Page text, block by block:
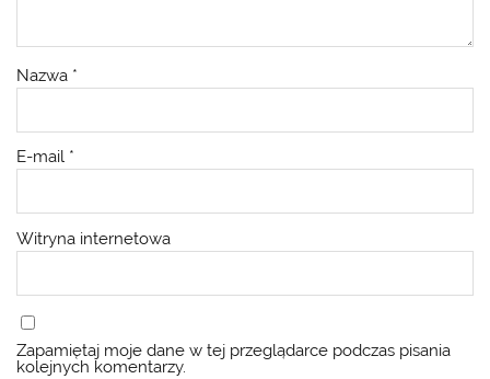
Nazwa *
E-mail *
Witryna internetowa
Zapamiętaj moje dane w tej przeglądarce podczas pisania
kolejnych komentarzy.